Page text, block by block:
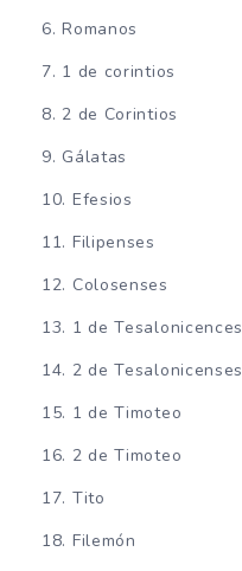
Romanos
1 de corintios
2 de Corintios
Gálatas
Efesios
Filipenses
Colosenses
1 de Tesalonicences
2 de Tesalonicenses
1 de Timoteo
2 de Timoteo
Tito
Filemón